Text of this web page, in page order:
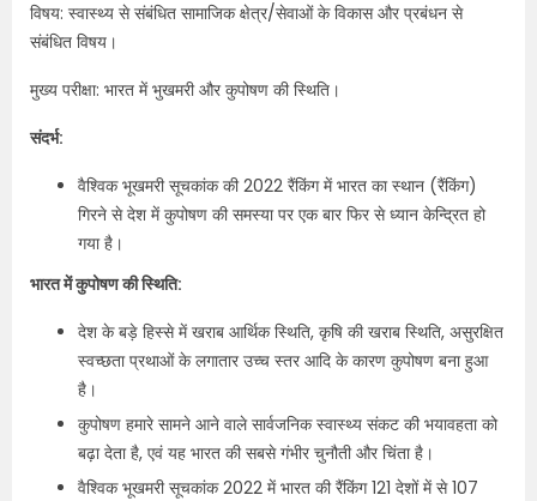
विषय: स्वास्थ्य से संबंधित सामाजिक क्षेत्र/सेवाओं के विकास और प्रबंधन से
संबंधित विषय।
मुख्य परीक्षा: भारत में भुखमरी और कुपोषण की स्थिति।
संदर्भ:
वैश्विक भूखमरी सूचकांक की 2022 रैंकिंग में भारत का स्थान (रैंकिंग)
गिरने से देश में कुपोषण की समस्या पर एक बार फिर से ध्यान केन्द्रित हो
गया है।
भारत में कुपोषण की स्थिति:
देश के बड़े हिस्से में खराब आर्थिक स्थिति, कृषि की खराब स्थिति, असुरक्षित
स्वच्छता प्रथाओं के लगातार उच्च स्तर आदि के कारण कुपोषण बना हुआ
है।
कुपोषण हमारे सामने आने वाले सार्वजनिक स्वास्थ्य संकट की भयावहता को
बढ़ा देता है, एवं यह भारत की सबसे गंभीर चुनौती और चिंता है।
वैश्विक भूखमरी सूचकांक 2022 में भारत की रैंकिंग 121 देशों में से 107